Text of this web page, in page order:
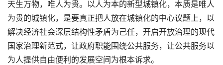
天生万物，唯人为贵。以人为本的新型城镇化，本质是唯人
为贵的城镇化，是要真正把人放在城镇化的中心议题上，以
解决经济社会深层结构性矛盾为己任，开启开放治理的现代
国家治理新范式，让政府职能围绕公共服务，让公共服务以
为人提供自由便利的发展空间为根本诉求。